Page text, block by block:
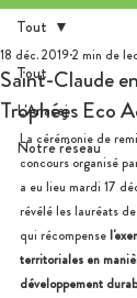
Tout
L'Anacej
Notre réseau
Tout
Saint-Claude
Trophées Eco
18 déc. 20192 min de
La cérémonie de
concours organisé
a eu lieu mardi 17
révélé les lauréats
qui récompense
territoriales en
développement